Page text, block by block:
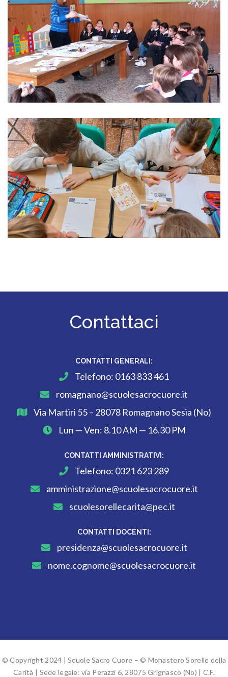
Contattaci
CONTATTI GENERALI:
Telefono: 0163 833 461
romagnano@scuolesacrocuore.it
Via Martiri 55 – 28078 Romagnano Sesia (No)
Lun — Ven: 8.10 AM — 16.30 PM
CONTATTI AMMINISTRATIVI:
Telefono: 0321 623 289
amministrazione@scuolesacrocuore.it
scuolesorellecarita@pec.it
CONTATTI DOCENTI:
presidenza@scuolesacrocuore.it
nome.cognome@scuolesacrocuore.it
© Copyright 2024 | Scuole Sacro Cuore – © Monastero Sorelle della
Carità | Sede legale: via Perazzi 6, 28075 Grignasco (No) | C.F.